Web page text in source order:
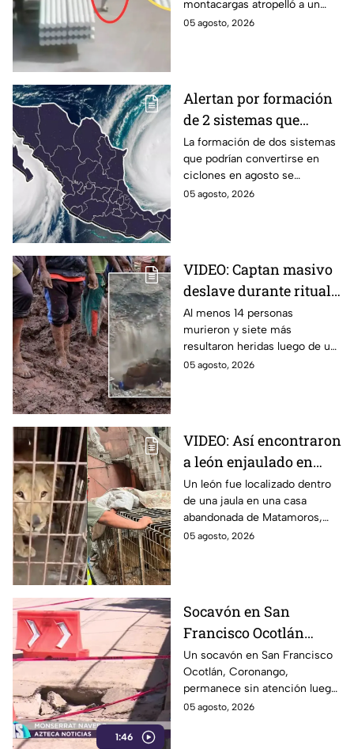
en su celular
montacargas atropelló a un
trabajador dentro de una planta
05 agosto, 2026
Alertan por formación
de 2 sistemas que
podrían convertirse en
ciclones en agosto:
¿Qué riesgo
representan?
La formación de dos sistemas
que podrían convertirse en
ciclones en agosto se
mantienen bajo vigilancia en el
05 agosto, 2026
VIDEO: Captan masivo
deslave durante ritual
religioso; dejó 23
peregrinos sin vida en
monasterio de Etiopía
Al menos 14 personas
murieron y siete más
resultaron heridas luego de un
deslave durante un ritual
05 agosto, 2026
VIDEO: Así encontraron
a león enjaulado en
casa abandonada en
Matamoros,
Tamaulipas
Un león fue localizado dentro
de una jaula en una casa
abandonada de Matamoros,
Tamaulipas. El hallazgo
05 agosto, 2026
1:46
Socavón en San
Francisco Ocotlán
permanece abierto tras
lluvias
Un socavón en San Francisco
Ocotlán, Coronango,
permanece sin atención luego
de formarse hace más de 15
05 agosto, 2026